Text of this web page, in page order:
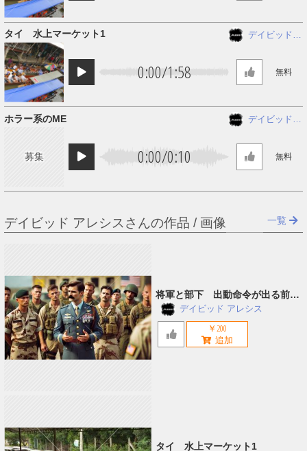
0:00/1:58
タイ 水上マーケット1
デイビッド
無料
募集 0:00/0:10
ホラー系のME
デイビッド
無料
デイビッド アレシスさんの作品 / 画像 一覧
将軍と部下 出動命令が出る前の
ミーティング
デイビッド アレシス
￥200
タイ 水上マーケット1